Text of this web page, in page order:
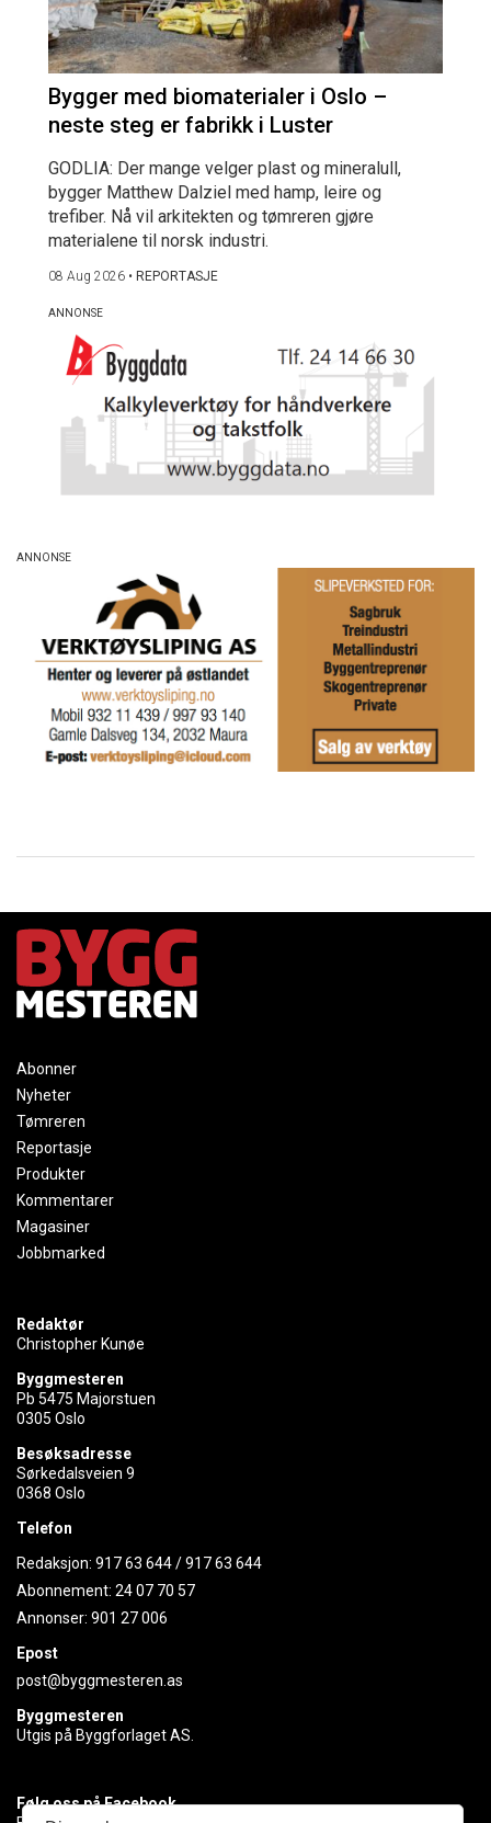
Bygger med biomaterialer i Oslo –
neste steg er fabrikk i Luster
GODLIA: Der mange velger plast og mineralull,
bygger Matthew Dalziel med hamp, leire og
trefiber. Nå vil arkitekten og tømreren gjøre
materialene til norsk industri.
08 Aug 2026 • REPORTASJE
Abonner
Nyheter
Tømreren
Reportasje
Produkter
Kommentarer
Magasiner
Jobbmarked
Redaktør
Christopher Kunøe
Byggmesteren
Pb 5475 Majorstuen
0305 Oslo
Besøksadresse
Sørkedalsveien 9
0368 Oslo
Telefon
Redaksjon: 917 63 644/917 63 644
Abonnement: 24 07 70 57
Annonser: 901 27 006
Epost
post@byggmesteren.as
Byggmesteren
Utgis på Byggforlaget AS.
Følg oss på Facebook